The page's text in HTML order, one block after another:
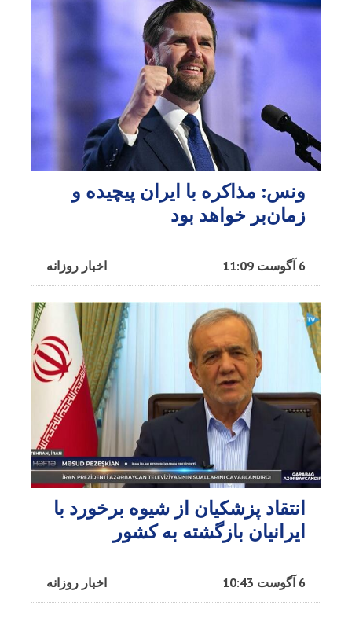
ونس: مذاکره با ایران پیچیده و
زمان‌بر خواهد بود
اخبار روزانه 6 آگوست 11:09
انتقاد پزشکیان از شیوه برخورد با
ایرانیان بازگشته به کشور
اخبار روزانه 6 آگوست 10:43